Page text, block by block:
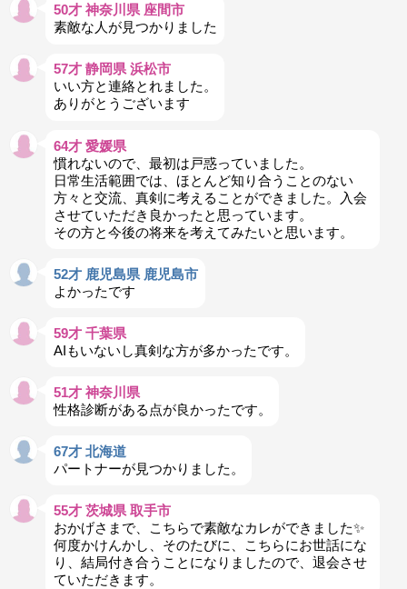
50才 神奈川県 座間市
素敵な人が見つかりました
57才 静岡県 浜松市
いい方と連絡とれました。
ありがとうございます
64才 愛媛県
慣れないので、最初は戸惑っていました。
日常生活範囲では、ほとんど知り合うことのない
方々と交流、真剣に考えることができました。入会
させていただき良かったと思っています。
その方と今後の将来を考えてみたいと思います。
52才 鹿児島県 鹿児島市
よかったです
59才 千葉県
AIもいないし真剣な方が多かったです。
51才 神奈川県
性格診断がある点が良かったです。
67才 北海道
パートナーが見つかりました。
55才 茨城県 取手市
おかげさまで、こちらで素敵なカレができました✨
何度かけんかし、そのたびに、こちらにお世話にな
り、結局付き合うことになりましたので、退会させ
ていただきます。